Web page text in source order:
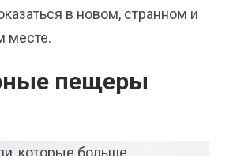
в новом, странном и
месте.
пещеры